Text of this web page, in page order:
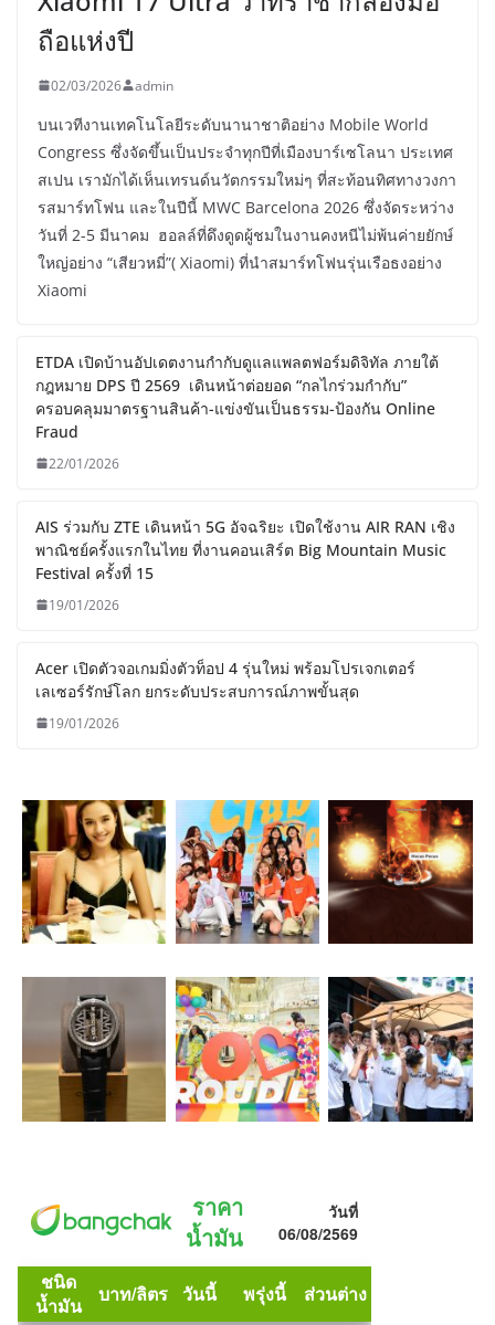
ถือแห่งปี
02/03/2026 admin
บนเวทีงานเทคโนโลยีระดับนานาชาติอย่าง Mobile World
Congress ซึ่งจัดขึ้นเป็นประจำทุกปีที่เมืองบาร์เซโลนา ประเทศ
สเปน เรามักได้เห็นเทรนด์นวัตกรรมใหม่ๆ ที่สะท้อนทิศทางวงกา
รสมาร์ทโฟน และในปีนี้ MWC Barcelona 2026 ซึ่งจัดระหว่าง
วันที่ 2-5 มีนาคม ฮอลล์ที่ดึงดูดผู้ชมในงานคงหนีไม่พ้นค่ายยักษ์
ใหญ่อย่าง “เสียวหมี่”( Xiaomi) ที่นำสมาร์ทโฟนรุ่นเรือธงอย่าง
Xiaomi
ETDA เปิดบ้านอัปเดตงานกำกับดูแลแพลตฟอร์มดิจิทัล ภายใต้
กฎหมาย DPS ปี 2569 เดินหน้าต่อยอด “กลไกร่วมกำกับ”
ครอบคลุมมาตรฐานสินค้า-แข่งขันเป็นธรรม-ป้องกัน Online
Fraud
22/01/2026
AIS ร่วมกับ ZTE เดินหน้า 5G อัจฉริยะ เปิดใช้งาน AIR RAN เชิง
พาณิชย์ครั้งแรกในไทย ที่งานคอนเสิร์ต Big Mountain Music
Festival ครั้งที่ 15
19/01/2026
Acer เปิดตัวจอเกมมิ่งตัวท็อป 4 รุ่นใหม่ พร้อมโปรเจกเตอร์
เลเซอร์รักษ์โลก ยกระดับประสบการณ์ภาพขั้นสุด
19/01/2026